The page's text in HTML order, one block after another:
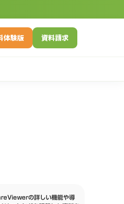
体験版 資料請求
の詳しい機能や導